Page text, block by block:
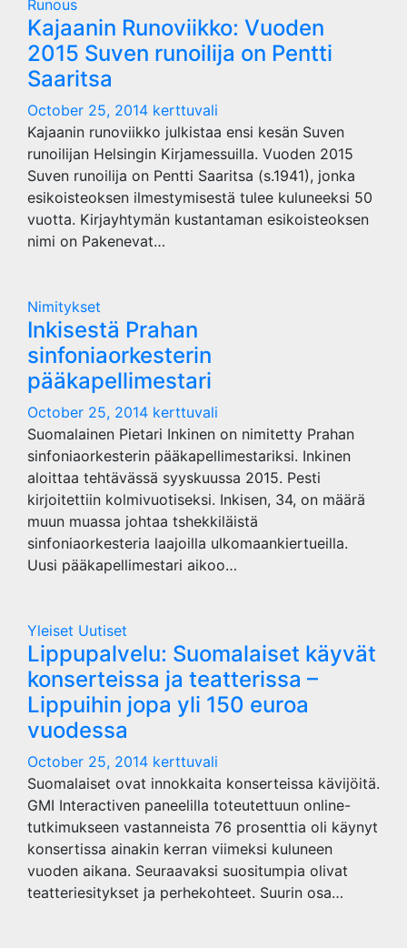
Runous
Kajaanin Runoviikko: Vuoden
2015 Suven runoilija on Pentti
Saaritsa
October 25, 2014 kerttuvali
Kajaanin runoviikko julkistaa ensi kesän Suven
runoilijan Helsingin Kirjamessuilla. Vuoden 2015
Suven runoilija on Pentti Saaritsa (s.1941), jonka
esikoisteoksen ilmestymisestä tulee kuluneeksi 50
vuotta. Kirjayhtymän kustantaman esikoisteoksen
nimi on Pakenevat…
Nimitykset
Inkisestä Prahan
sinfoniaorkesterin
pääkapellimestari
October 25, 2014 kerttuvali
Suomalainen Pietari Inkinen on nimitetty Prahan
sinfoniaorkesterin pääkapellimestariksi. Inkinen
aloittaa tehtävässä syyskuussa 2015. Pesti
kirjoitettiin kolmivuotiseksi. Inkisen, 34, on määrä
muun muassa johtaa tshekkiläistä
sinfoniaorkesteria laajoilla ulkomaankiertueilla.
Uusi pääkapellimestari aikoo…
Yleiset Uutiset
Lippupalvelu: Suomalaiset käyvät
konserteissa ja teatterissa –
Lippuihin jopa yli 150 euroa
vuodessa
October 25, 2014 kerttuvali
Suomalaiset ovat innokkaita konserteissa kävijöitä.
GMI Interactiven paneelilla toteutettuun online-
tutkimukseen vastanneista 76 prosenttia oli käynyt
konsertissa ainakin kerran viimeksi kuluneen
vuoden aikana. Seuraavaksi suositumpia olivat
teatteriesitykset ja perhekohteet. Suurin osa…